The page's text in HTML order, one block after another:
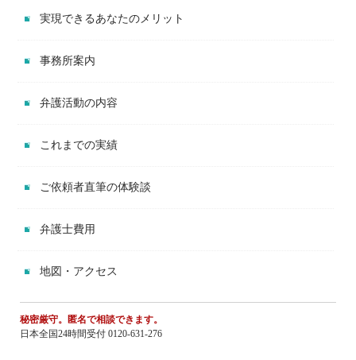
実現できるあなたのメリット
事務所案内
弁護活動の内容
これまでの実績
ご依頼者直筆の体験談
弁護士費用
地図・アクセス
秘密厳守。匿名で相談できます。
日本全国24時間受付 0120-631-276